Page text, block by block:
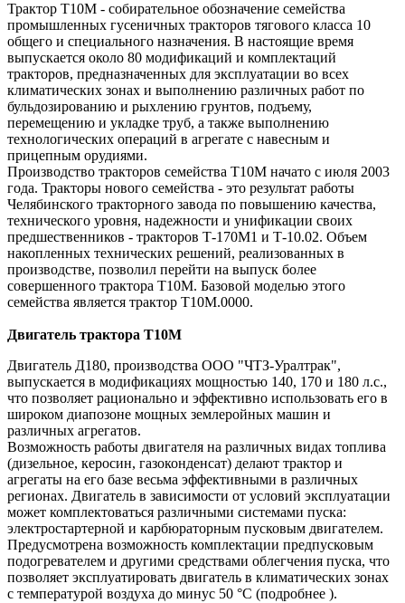
Трактор Т10М - собирательное обозначение семейства
промышленных гусеничных тракторов тягового класса 10
общего и специального назначения. В настоящие время
выпускается около 80 модификаций и комплектаций
тракторов, предназначенных для эксплуатации во всех
климатических зонах и выполнению различных работ по
бульдозированию и рыхлению грунтов, подъему,
перемещению и укладке труб, а также выполнению
технологических операций в агрегате с навесным и
прицепным орудиями.
Производство тракторов семейства Т10М начато с июля 2003
года. Тракторы нового семейства - это результат работы
Челябинского тракторного завода по повышению качества,
технического уровня, надежности и унификации своих
предшественников - тракторов Т-170М1 и Т-10.02. Объем
накопленных технических решений, реализованных в
производстве, позволил перейти на выпуск более
совершенного трактора Т10М. Базовой моделью этого
семейства является трактор Т10М.0000.
Двигатель трактора Т10М
Двигатель Д180, производства ООО "ЧТЗ-Уралтрак",
выпускается в модификациях мощностью 140, 170 и 180 л.с.,
что позволяет рационально и эффективно использовать его в
широком диапозоне мощных землеройных машин и
различных агрегатов.
Возможность работы двигателя на различных видах топлива
(дизельное, керосин, газоконденсат) делают трактор и
агрегаты на его базе весьма эффективными в различных
регионах. Двигатель в зависимости от условий эксплуатации
может комплектоваться различными системами пуска:
электростартерной и карбюраторным пусковым двигателем.
Предусмотрена возможность комплектации предпусковым
подогревателем и другими средствами облегчения пуска, что
позволяет эксплуатировать двигатель в климатических зонах
с температурой воздуха до минус 50 °С (подробнее ).